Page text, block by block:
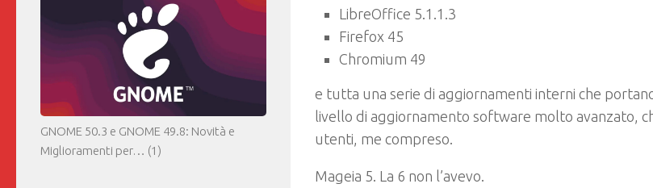
LibreOffice 5.1.1.3
Firefox 45
Chromium 49
e tutta una serie di aggiornamenti interni che
livello di aggiornamento software molto avanzato,
utenti, me compreso.
Mageia 5. La 6 non l’avevo.
GNOME 50.3 e GNOME 49.8: Novità e
Miglioramenti per… (1)